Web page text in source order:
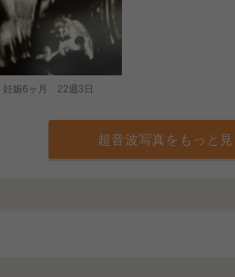
妊娠6ヶ月 22週3日
超音波写真をもっと見